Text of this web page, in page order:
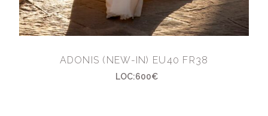
ADONIS (NEW-IN) EU40 FR38
LOC:600€